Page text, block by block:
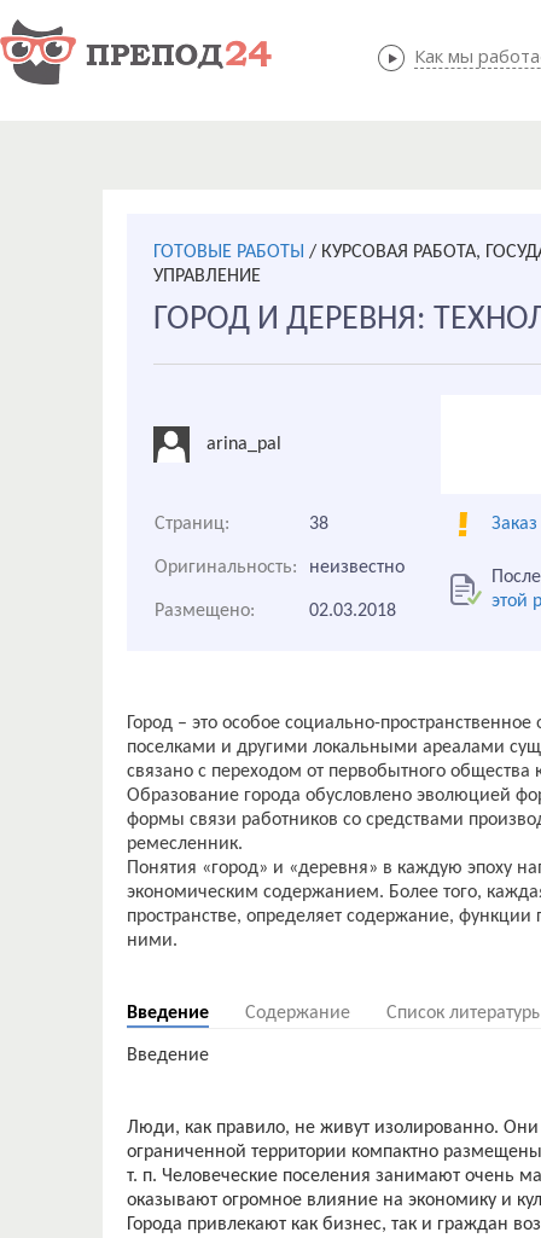
Как мы
Как мы
ГОТОВЫЕ РАБОТЫ / КУРСОВАЯ РАБОТА,
УПРАВЛЕНИЕ
ГОРОД И ДЕРЕВНЯ:
arina_pal
Страниц: 38
Оригинальность: неизвестно
этой
Размещено: 02.03.2018
Город – это особое социально-
поселками и другими локальными ареалами
связано с переходом от первобытного общества
Образование города обусловлено эволюцией
формы связи работников со средствами
ремесленник.
Понятия «город» и «деревня» в каждую эпоху
экономическим содержанием. Более того,
пространстве, определяет содержание,
ними.
Введение Содержание Список
Введение
Люди, как правило, не живут изолированно. Они
ограниченной территории компактно
т. п. Человеческие поселения занимают очень
оказывают огромное влияние на экономику и
Города привлекают как бизнес, так и граждан